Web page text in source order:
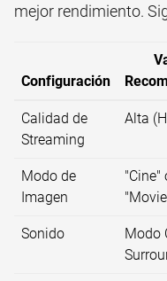
mejor rendimiento.
Configuración
Calidad de
Streaming
Alta
Modo de
Imagen
"Cine"
Sonido
Modo